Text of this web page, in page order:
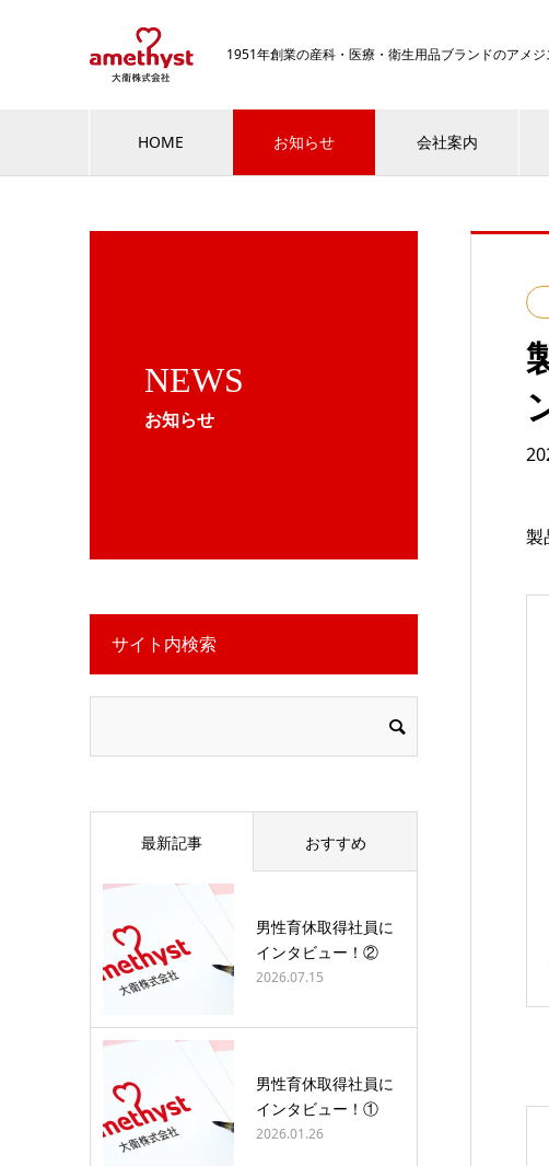
1951年創業の産科・医療・衛生用品ブランドのアメ
HOME お知らせ 会社案内
NEWS
お知らせ
製
サイト内検索
最新記事 おすすめ
男性育休取得社員に
インタビュー！②
2026.07.15
男性育休取得社員に
インタビュー！①
2026.01.26